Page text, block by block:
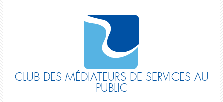
CLUB DES MÉDIATEURS DE SERVICES AU
PUBLIC